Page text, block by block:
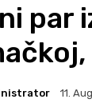
par
11.